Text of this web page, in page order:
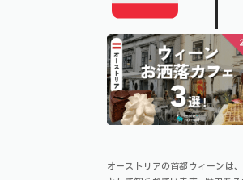
オーストリアの首都ウィーンは